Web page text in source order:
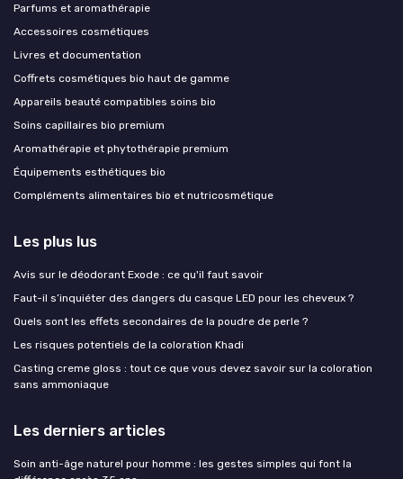
Parfums et aromathérapie
Accessoires cosmétiques
Livres et documentation
Coffrets cosmétiques bio haut de gamme
Appareils beauté compatibles soins bio
Soins capillaires bio premium
Aromathérapie et phytothérapie premium
Équipements esthétiques bio
Compléments alimentaires bio et nutricosmétique
Les plus lus
Avis sur le déodorant Exode : ce qu'il faut savoir
Faut-il s’inquiéter des dangers du casque LED pour les cheveux ?
Quels sont les effets secondaires de la poudre de perle ?
Les risques potentiels de la coloration Khadi
Casting creme gloss : tout ce que vous devez savoir sur la coloration
sans ammoniaque
Les derniers articles
Soin anti-âge naturel pour homme : les gestes simples qui font la